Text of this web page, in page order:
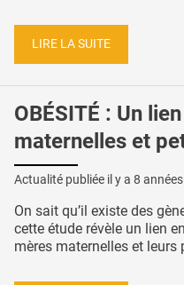
LIRE LA SUITE
OBÉSITÉ : Un
maternelles et
Actualité publiée il y a 8
On sait qu’il existe des
cette étude révèle un lien
mères maternelles et leurs